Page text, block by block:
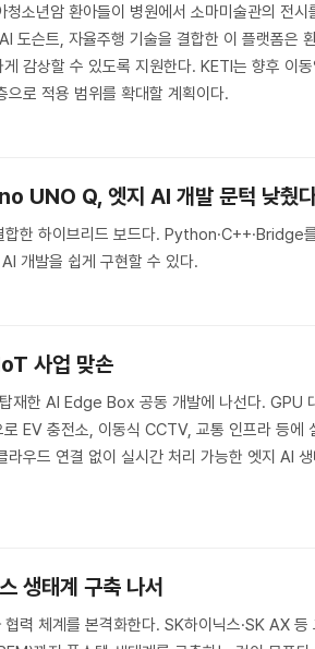
소년암 환아들이 병원에서 소마미술관의 전시
도슨트, 자율주행 기술을 결합한 이 플랫폼은
감상할 수 있도록 지원한다. KETI는 향후 이
로 적용 범위를 확대할 계획이다.
UNO Q, 엣지 AI 개발 문턱 낮췄
한 하이브리드 보드다. Python·C++·Bridge
개발을 쉽게 구현할 수 있다.
사업 맞손
재한 AI Edge Box 공동 개발에 나선다. GPU
EV 충전소, 이동식 CCTV, 교통 인프라 등에
우드 연결 없이 실시간 처리 가능한 엣지 AI 생
생태계 구축 나서
력 체계를 본격화한다. SK하이닉스·SK AX 등